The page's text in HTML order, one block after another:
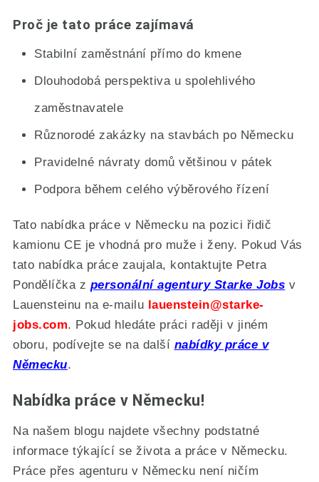
Proč je tato práce zajímavá
Stabilní zaměstnání přímo do kmene
Dlouhodobá perspektiva u spolehlivého
zaměstnavatele
Různorodé zakázky na stavbách po Německu
Pravidelné návraty domů většinou v pátek
Podpora během celého výběrového řízení
Tato nabídka práce v Německu na pozici řidič
kamionu CE je vhodná pro muže i ženy. Pokud Vás
tato nabídka práce zaujala, kontaktujte Petra
Pondělíčka z personální agentury Starke Jobs v
Lauensteinu na e-mailu lauenstein@starke-
jobs.com. Pokud hledáte práci raději v jiném
oboru, podívejte se na další nabídky práce v
Německu.
Nabídka práce v Německu!
Na našem blogu najdete všechny podstatné
informace týkající se života a práce v Německu.
Práce přes agenturu v Německu není ničím